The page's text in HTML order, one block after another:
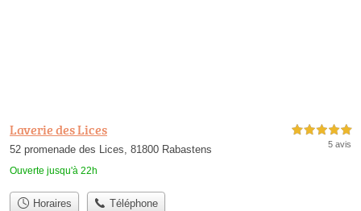
Laverie des Lices
52 promenade des Lices, 81800 Rabastens
Ouverte jusqu'à 22h
5,0 étoiles sur 5
5 avis
Horaires Téléphone